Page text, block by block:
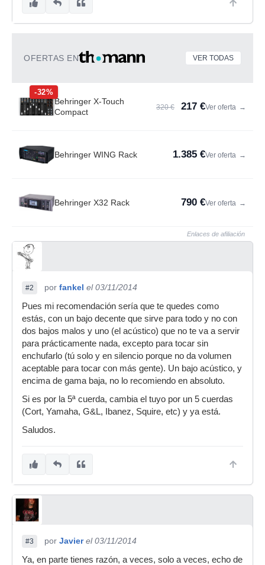
OFERTAS EN VER TODAS
-32%
Behringer X-Touch
Compact
320 € 217 €Ver oferta →
Behringer WING Rack 1.385 €Ver oferta →
Behringer X32 Rack 790 €Ver oferta →
Enlaces de afiliación
#2 por fankel el 03/11/2014
Pues mi recomendación sería que te quedes como
estás, con un bajo decente que sirve para todo y no con
dos bajos malos y uno (el acústico) que no te va a servir
para prácticamente nada, excepto para tocar sin
enchufarlo (tú solo y en silencio porque no da volumen
aceptable para tocar con más gente). Un bajo acústico, y
encima de gama baja, no lo recomiendo en absoluto.
Si es por la 5ª cuerda, cambia el tuyo por un 5 cuerdas
(Cort, Yamaha, G&L, Ibanez, Squire, etc) y ya está.
Saludos.
#3 por Javier el 03/11/2014
Ya, en parte tienes razón, a veces, solo a veces, echo de